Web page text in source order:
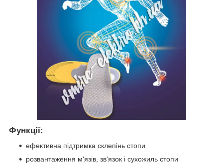
Функції:
ефективна підтримка склепінь стопи
розвантаження м'язів, зв'язок і сухожиль стопи